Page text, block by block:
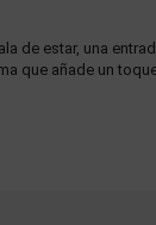
de estar, una
que añade un